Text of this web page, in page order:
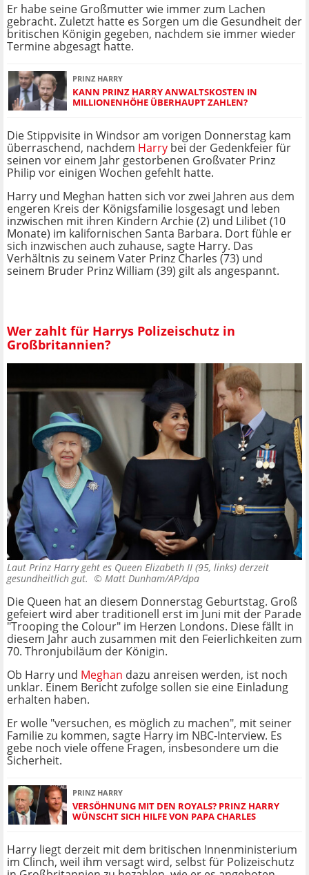
Er habe seine Großmutter wie immer zum Lachen
gebracht. Zuletzt hatte es Sorgen um die Gesundheit der
britischen Königin gegeben, nachdem sie immer wieder
Termine abgesagt hatte.
PRINZ HARRY
KANN PRINZ HARRY ANWALTSKOSTEN IN
MILLIONENHÖHE ÜBERHAUPT ZAHLEN?
Die Stippvisite in Windsor am vorigen Donnerstag kam
überraschend, nachdem Harry bei der Gedenkfeier für
seinen vor einem Jahr gestorbenen Großvater Prinz
Philip vor einigen Wochen gefehlt hatte.
Harry und Meghan hatten sich vor zwei Jahren aus dem
engeren Kreis der Königsfamilie losgesagt und leben
inzwischen mit ihren Kindern Archie (2) und Lilibet (10
Monate) im kalifornischen Santa Barbara. Dort fühle er
sich inzwischen auch zuhause, sagte Harry. Das
Verhältnis zu seinem Vater Prinz Charles (73) und
seinem Bruder Prinz William (39) gilt als angespannt.
Wer zahlt für Harrys Polizeischutz in
Großbritannien?
Laut Prinz Harry geht es Queen Elizabeth II (95, links) derzeit
gesundheitlich gut. © Matt Dunham/AP/dpa
Die Queen hat an diesem Donnerstag Geburtstag. Groß
gefeiert wird aber traditionell erst im Juni mit der Parade
"Trooping the Colour" im Herzen Londons. Diese fällt in
diesem Jahr auch zusammen mit den Feierlichkeiten zum
70. Thronjubiläum der Königin.
Ob Harry und Meghan dazu anreisen werden, ist noch
unklar. Einem Bericht zufolge sollen sie eine Einladung
erhalten haben.
Er wolle "versuchen, es möglich zu machen", mit seiner
Familie zu kommen, sagte Harry im NBC-Interview. Es
gebe noch viele offene Fragen, insbesondere um die
Sicherheit.
PRINZ HARRY
VERSÖHNUNG MIT DEN ROYALS? PRINZ HARRY
WÜNSCHT SICH HILFE VON PAPA CHARLES
Harry liegt derzeit mit dem britischen Innenministerium
im Clinch, weil ihm versagt wird, selbst für Polizeischutz